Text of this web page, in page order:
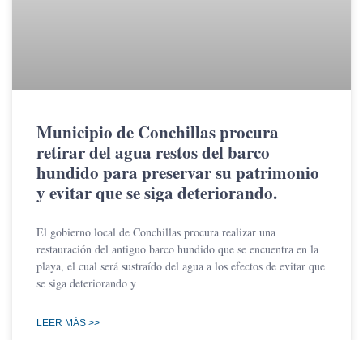
Municipio de Conchillas procura
retirar del agua restos del barco
hundido para preservar su patrimonio
y evitar que se siga deteriorando.
El gobierno local de Conchillas procura realizar una
restauración del antiguo barco hundido que se encuentra en la
playa, el cual será sustraído del agua a los efectos de evitar que
se siga deteriorando y
LEER MÁS >>